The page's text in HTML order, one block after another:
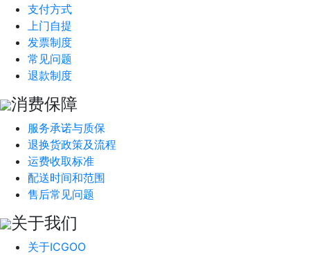
支付方式
上门自提
发票制度
常见问题
退款制度
消费保障
服务承诺与质保
退换货政策及流程
运费收取标准
配送时间和范围
售后常见问题
关于我们
关于ICGOO